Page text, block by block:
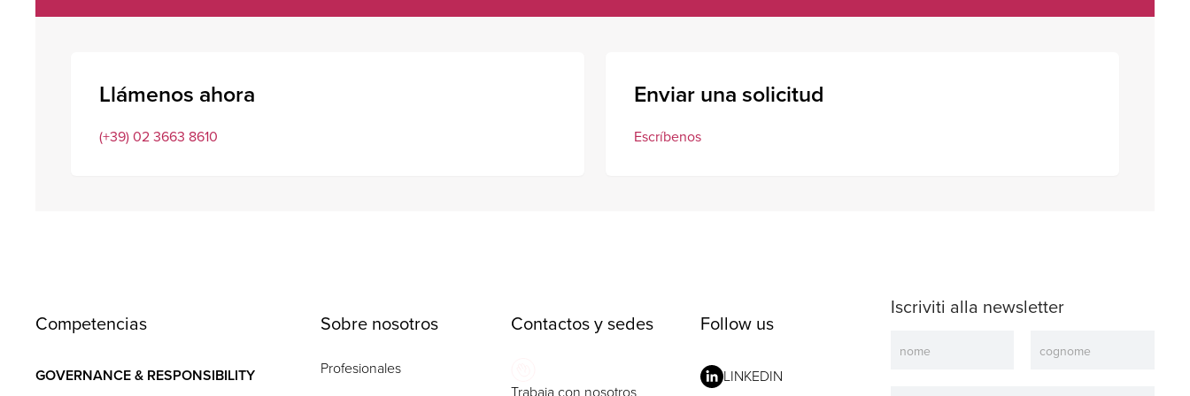
Llámenos ahora
(+39) 02 3663 8610
Enviar una solicitud
Escríbenos
Competencias
GOVERNANCE & RESPONSIBILITY
Sobre nosotros
Profesionales
Contactos y sedes Follow us
LINKEDIN
Iscriviti alla newsletter